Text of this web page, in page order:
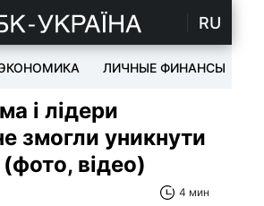
RU
ЛИЧНЫЕ ФИНАНСЫ
і лідери
змогли уникнути
відео)
4 мин